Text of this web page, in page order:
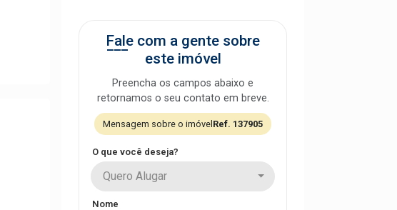
Fale com a gente sobre
este imóvel
Preencha os campos abaixo e
retornamos o seu contato em breve.
Mensagem sobre o imóvel Ref. 137905
O que você deseja?
Quero Alugar
Nome